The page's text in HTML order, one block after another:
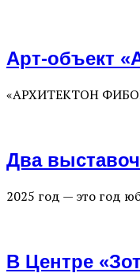
Арт-объект
«АРХИТЕКТОН
Два
2025 год — это год
В Центре